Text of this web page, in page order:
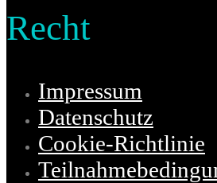
Recht
Impressum
Datenschutz
Cookie-Richtlinie